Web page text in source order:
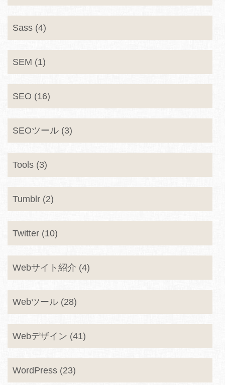
Sass (4)
SEM (1)
SEO (16)
SEOツール (3)
Tools (3)
Tumblr (2)
Twitter (10)
Webサイト紹介 (4)
Webツール (28)
Webデザイン (41)
WordPress (23)